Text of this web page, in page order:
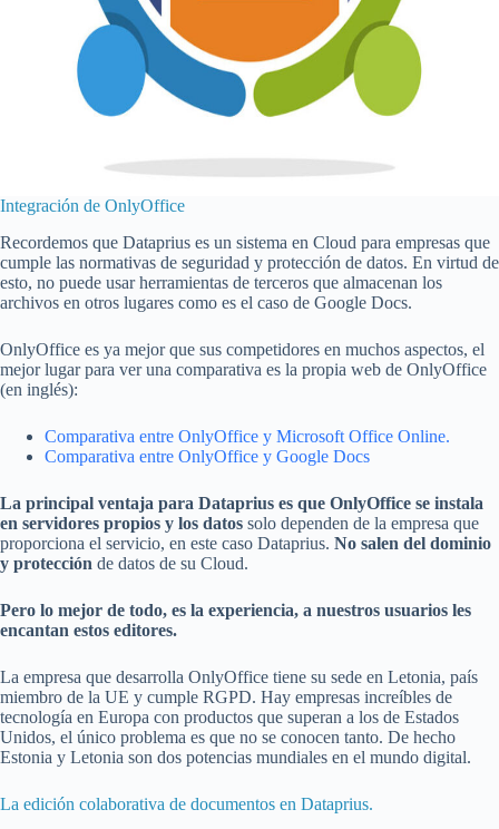
Integración de OnlyOffice
Recordemos que Dataprius es un sistema en Cloud para empresas que
cumple las normativas de seguridad y protección de datos. En virtud de
esto, no puede usar herramientas de terceros que almacenan los
archivos en otros lugares como es el caso de Google Docs.
OnlyOffice es ya mejor que sus competidores en muchos aspectos, el
mejor lugar para ver una comparativa es la propia web de OnlyOffice
(en inglés):
Comparativa entre OnlyOffice y Microsoft Office Online.
Comparativa entre OnlyOffice y Google Docs
La principal ventaja para Dataprius es que OnlyOffice se instala
en servidores propios y los datos solo dependen de la empresa que
proporciona el servicio, en este caso Dataprius. No salen del dominio
y protección de datos de su Cloud.
Pero lo mejor de todo, es la experiencia, a nuestros usuarios les
encantan estos editores.
La empresa que desarrolla OnlyOffice tiene su sede en Letonia, país
miembro de la UE y cumple RGPD. Hay empresas increíbles de
tecnología en Europa con productos que superan a los de Estados
Unidos, el único problema es que no se conocen tanto. De hecho
Estonia y Letonia son dos potencias mundiales en el mundo digital.
La edición colaborativa de documentos en Dataprius.